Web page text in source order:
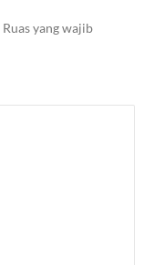
Ruas yang wajib